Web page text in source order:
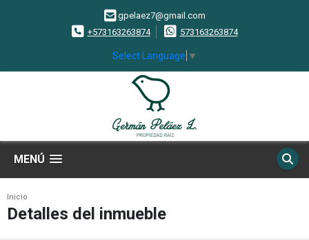
gpelaez7@gmail.com
+573163263874
573163263874
Select Language ▼
MENÚ
Inicio
Detalles del inmueble